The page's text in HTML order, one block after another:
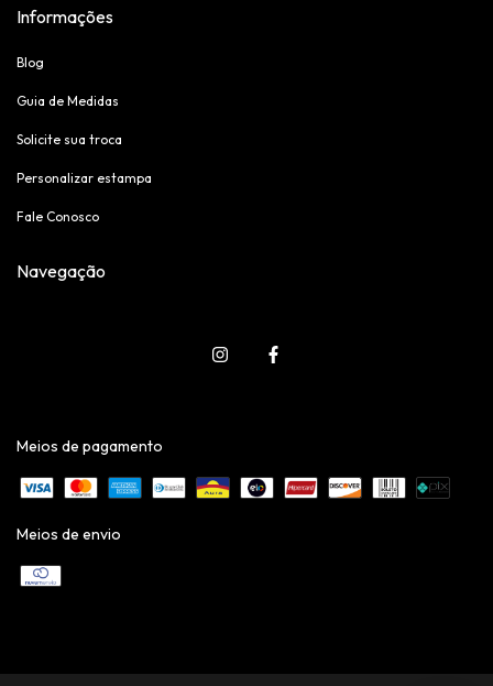
Informações
Blog
Guia de Medidas
Solicite sua troca
Personalizar estampa
Fale Conosco
Navegação
Meios de pagamento
Meios de envio